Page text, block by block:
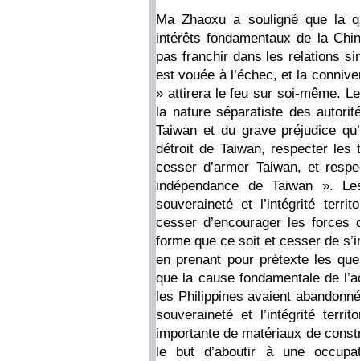
Ma Zhaoxu a souligné que la
intérêts fondamentaux de la
pas franchir dans les relations
est vouée à l’échec, et la
» attirera le feu sur soi-même.
la nature séparatiste des
Taiwan et du grave préjudice
détroit de Taiwan, respecter les
cesser d’armer Taiwan, et
indépendance de Taiwan ».
souveraineté et l’intégrité
cesser d’encourager les forces
forme que ce soit et cesser de
en prenant pour prétexte les
que la cause fondamentale de
les Philippines avaient
souveraineté et l’intégrité
importante de matériaux de
le but d’aboutir à une